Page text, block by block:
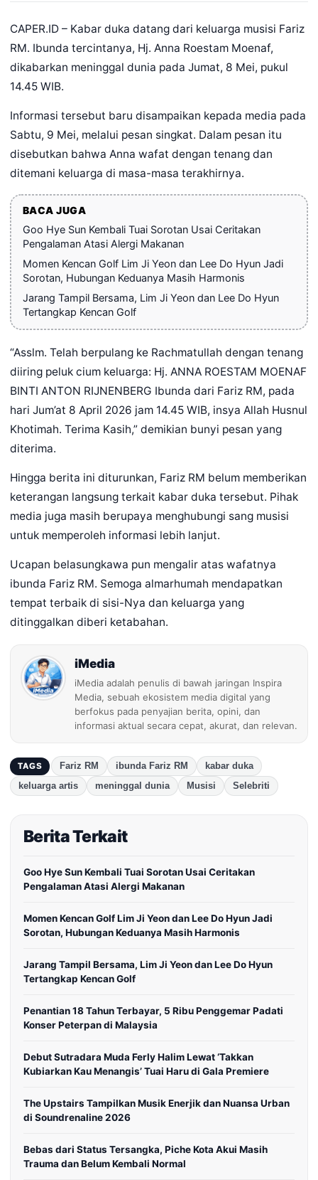
CAPER.ID – Kabar duka datang dari keluarga musisi Fariz
RM. Ibunda tercintanya, Hj. Anna Roestam Moenaf,
dikabarkan meninggal dunia pada Jumat, 8 Mei, pukul
14.45 WIB.
Informasi tersebut baru disampaikan kepada media pada
Sabtu, 9 Mei, melalui pesan singkat. Dalam pesan itu
disebutkan bahwa Anna wafat dengan tenang dan
ditemani keluarga di masa-masa terakhirnya.
BACA JUGA
Goo Hye Sun Kembali Tuai Sorotan Usai Ceritakan
Pengalaman Atasi Alergi Makanan
Momen Kencan Golf Lim Ji Yeon dan Lee Do Hyun Jadi
Sorotan, Hubungan Keduanya Masih Harmonis
Jarang Tampil Bersama, Lim Ji Yeon dan Lee Do Hyun
Tertangkap Kencan Golf
“Asslm. Telah berpulang ke Rachmatullah dengan tenang
diiring peluk cium keluarga: Hj. ANNA ROESTAM MOENAF
BINTI ANTON RIJNENBERG Ibunda dari Fariz RM, pada
hari Jum’at 8 April 2026 jam 14.45 WIB, insya Allah Husnul
Khotimah. Terima Kasih,” demikian bunyi pesan yang
diterima.
Hingga berita ini diturunkan, Fariz RM belum memberikan
keterangan langsung terkait kabar duka tersebut. Pihak
media juga masih berupaya menghubungi sang musisi
untuk memperoleh informasi lebih lanjut.
Ucapan belasungkawa pun mengalir atas wafatnya
ibunda Fariz RM. Semoga almarhumah mendapatkan
tempat terbaik di sisi-Nya dan keluarga yang
ditinggalkan diberi ketabahan.
iMedia
iMedia adalah penulis di bawah jaringan Inspira
Media, sebuah ekosistem media digital yang
berfokus pada penyajian berita, opini, dan
informasi aktual secara cepat, akurat, dan relevan.
TAGS Fariz RM ibunda Fariz RM
kabar duka
keluarga artis
meninggal dunia Musisi Selebriti
Berita Terkait
Goo Hye Sun Kembali Tuai Sorotan Usai Ceritakan
Pengalaman Atasi Alergi Makanan
Momen Kencan Golf Lim Ji Yeon dan Lee Do Hyun Jadi
Sorotan, Hubungan Keduanya Masih Harmonis
Jarang Tampil Bersama, Lim Ji Yeon dan Lee Do Hyun
Tertangkap Kencan Golf
Penantian 18 Tahun Terbayar, 5 Ribu Penggemar Padati
Konser Peterpan di Malaysia
Debut Sutradara Muda Ferly Halim Lewat ‘Takkan
Kubiarkan Kau Menangis’ Tuai Haru di Gala Premiere
The Upstairs Tampilkan Musik Enerjik dan Nuansa Urban
di Soundrenaline 2026
Bebas dari Status Tersangka, Piche Kota Akui Masih
Trauma dan Belum Kembali Normal